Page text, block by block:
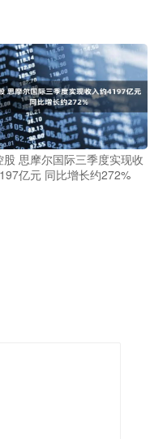
股 思摩尔国际三季度实现收
亿元 同比增长约272%